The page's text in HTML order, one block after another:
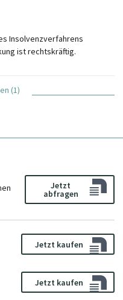
Insolvenzverfahrens
ist rechtskräftig.
(1)
Jetzt
abfragen
Jetzt kaufen
Jetzt kaufen